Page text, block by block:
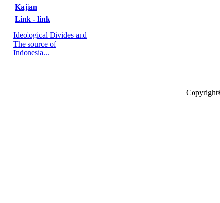
Kajian
Link - link
Ideological Divides and
The source of
Indonesia...